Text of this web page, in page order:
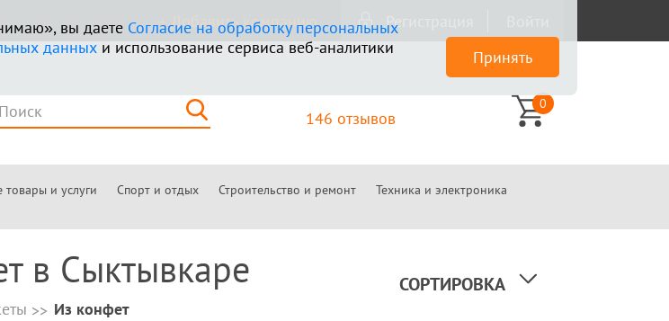
+ Добавить компанию Регистрация
146 отзывов
0
товары и услуги Спорт и отдых Строительство и ремонт
Техника и электроника
вы даете Согласие на обработку персональных
данных и использование сервиса веб-аналитики
Принять
в Сыктывкаре
Из конфет
СОРТИРОВКА